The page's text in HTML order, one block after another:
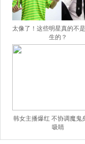
太像了！这些明星真的不
生的？
韩女主播爆红 不协调魔鬼
吸睛